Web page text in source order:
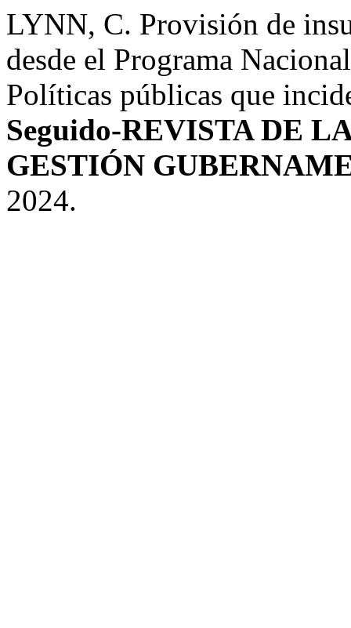
LYNN, C. Provisión de
desde el Programa
Políticas públicas que
Seguido-REVISTA DE
GESTIÓN
2024.